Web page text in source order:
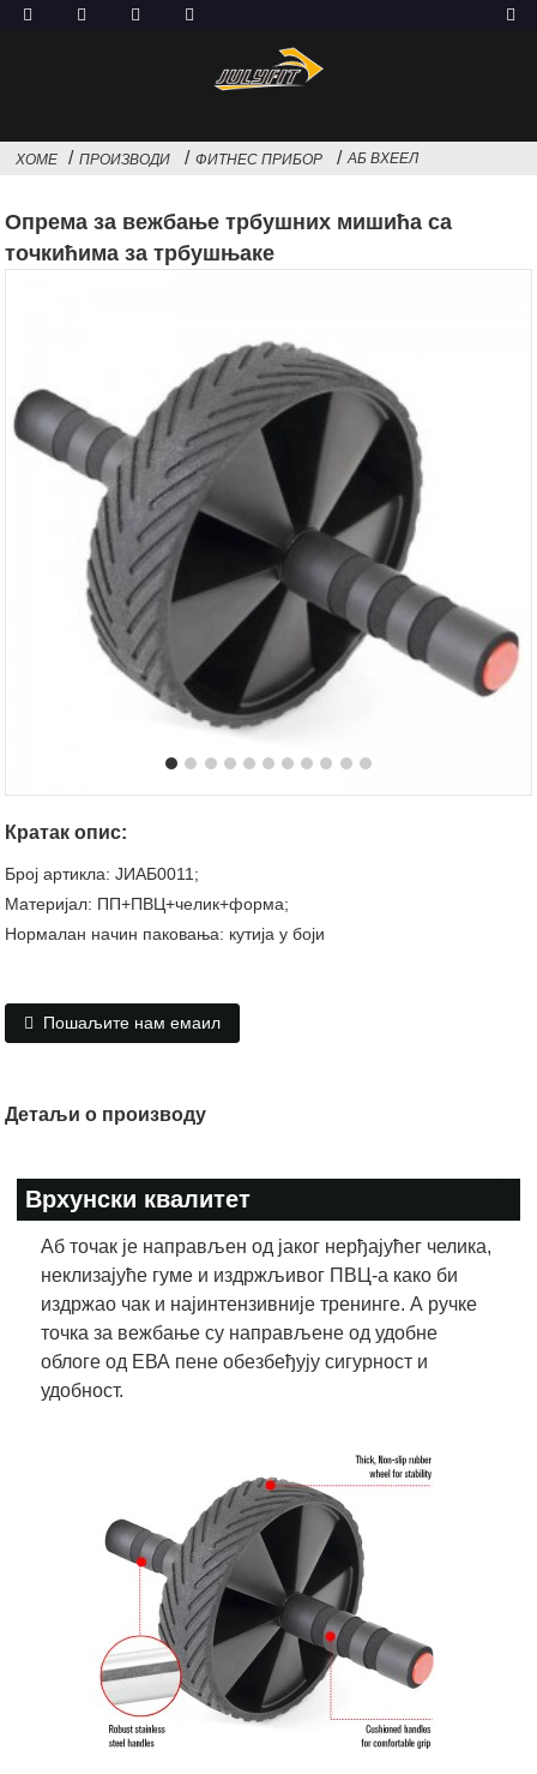
ХОМЕ ПРОИЗВОДИ ФИТНЕС ПРИБОР АБ ВХЕЕЛ
Опрема за вежбање трбушних мишића са
точкићима за трбушњаке
Кратак опис:
Број артикла: ЈИАБ0011;
Материјал: ПП+ПВЦ+челик+форма;
Нормалан начин паковања: кутија у боји
Пошаљите нам емаил
Детаљи о производу
Врхунски квалитет
Аб точак је направљен од јаког нерђајућег челика,
неклизајуће гуме и издржљивог ПВЦ-а како би
издржао чак и најинтензивније тренинге. А ручке
точка за вежбање су направљене од удобне
облоге од ЕВА пене обезбеђују сигурност и
удобност.